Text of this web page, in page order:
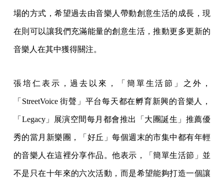
場的方式，希望過去由音樂人帶動創意生活的成長，現
在則可以讓我們充滿能量的創意生活，推動更多更新的
音樂人在其中獲得關注。
張培仁表示，過去以來，「簡單生活節」之外，
「StreetVoice 街聲」平台每天都在孵育新興的音樂人，
「Legacy」展演空間每月都會推出「大團誕生」推薦優
秀的當月新樂團，「好丘」每個週末的市集中都有年輕
的音樂人在這裡分享作品。他表示，「簡單生活節」並
不是只在十年來的六次活動，而是希望能夠打造一個讓